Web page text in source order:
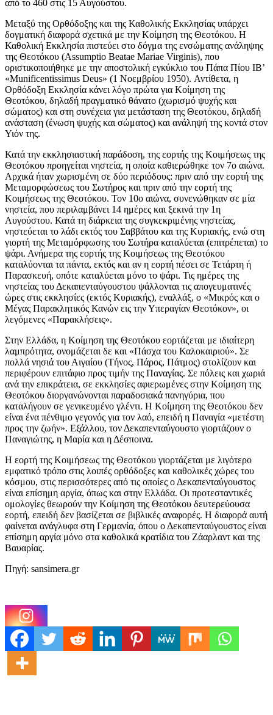
από το 460 στις 15 Αυγούστου.
Μεταξύ της Ορθόδοξης και της Καθολικής Εκκλησίας υπάρχει
δογματική διαφορά σχετικά με την Κοίμηση της Θεοτόκου. Η
Καθολική Εκκλησία πιστεύει στο δόγμα της ενσώματης ανάληψης
της Θεοτόκου (Assumptio Beatae Mariae Virginis), που
οριστικοποιήθηκε με την αποστολική εγκύκλιο του Πάπα Πίου IB’
«Munificentissimus Deus» (1 Νοεμβρίου 1950). Αντίθετα, η
Ορθόδοξη Εκκλησία κάνει λόγο πρώτα για Κοίμηση της
Θεοτόκου, δηλαδή πραγματικό θάνατο (χωρισμό ψυχής και
σώματος) και στη συνέχεια για μετάσταση της Θεοτόκου, δηλαδή
ανάσταση (ένωση ψυχής και σώματος) και ανάληψή της κοντά στον
Υιόν της.
Κατά την εκκλησιαστική παράδοση, της εορτής της Κοιμήσεως της
Θεοτόκου προηγείται νηστεία, η οποία καθιερώθηκε τον 7ο αιώνα.
Αρχικά ήταν χωρισμένη σε δύο περιόδους: πριν από την εορτή της
Μεταμορφώσεως του Σωτήρος και πριν από την εορτή της
Κοιμήσεως της Θεοτόκου. Τον 10ο αιώνα, συνενώθηκαν σε μία
νηστεία, που περιλαμβάνει 14 ημέρες και ξεκινά την 1η
Αυγούστου. Κατά τη διάρκεια της συγκεκριμένης νηστείας,
νηστεύεται το λάδι εκτός του Σαββάτου και της Κυριακής, ενώ στη
γιορτή της Μεταμόρφωσης του Σωτήρα καταλύεται (επιτρέπεται) το
ψάρι. Ανήμερα της εορτής της Κοιμήσεως της Θεοτόκου
καταλύονται τα πάντα, εκτός και αν η εορτή πέσει σε Τετάρτη ή
Παρασκευή, οπότε καταλύεται μόνο το ψάρι. Τις ημέρες της
νηστείας του Δεκαπενταύγουστου ψάλλονται τις απογευματινές
ώρες στις εκκλησίες (εκτός Κυριακής), εναλλάξ, ο «Μικρός και ο
Μέγας Παρακλητικός Κανών εις την Υπεραγίαν Θεοτόκον», οι
λεγόμενες «Παρακλήσεις».
Στην Ελλάδα, η Κοίμηση της Θεοτόκου εορτάζεται με ιδιαίτερη
λαμπρότητα, ονομάζεται δε και «Πάσχα του Καλοκαιριού». Σε
πολλά νησιά του Αιγαίου (Τήνος, Πάρος, Πάτμος) στολίζουν και
περιφέρουν επιτάφιο προς τιμήν της Παναγίας. Σε πόλεις και χωριά
ανά την επικράτεια, σε εκκλησίες αφιερωμένες στην Κοίμηση της
Θεοτόκου διοργανώνονται παραδοσιακά πανηγύρια, που
καταλήγουν σε γενικευμένο γλέντι. Η Κοίμηση της Θεοτόκου δεν
είναι ένα πένθιμο γεγονός για τον λαό, επειδή η Παναγία «μετέστη
προς την ζωήν». Εξάλλου, τον Δεκαπενταύγουστο γιορτάζουν ο
Παναγιώτης, η Μαρία και η Δέσποινα.
Η εορτή της Κοιμήσεως της Θεοτόκου γιορτάζεται με λιγότερο
εμφατικό τρόπο στις λοιπές ορθόδοξες και καθολικές χώρες του
κόσμου, στις περισσότερες από τις οποίες ο Δεκαπενταύγουστος
είναι επίσημη αργία, όπως και στην Ελλάδα. Οι προτεσταντικές
ομολογίες θεωρούν την Κοίμηση της Θεοτόκου δευτερεύουσα
εορτή, επειδή δεν βασίζεται σε βιβλικές αναφορές. Η διαφορά αυτή
φαίνεται ανάγλυφα στη Γερμανία, όπου ο Δεκαπενταύγουστος είναι
επίσημη αργία μόνο στα καθολικά κρατίδια του Ζάαρλαντ και της
Βαυαρίας.
Πηγή: sansimera.gr